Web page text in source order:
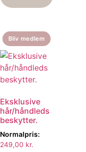
Bliv medlem
Eksklusive
hår/håndleds
beskytter.
Normalpris:
249,00 kr.